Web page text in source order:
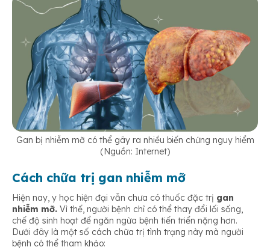
Gan bị nhiễm mỡ có thể gây ra nhiều biến chứng nguy hiểm
(Nguồn: Internet)
Cách chữa trị gan nhiễm mỡ
Hiện nay, y học hiện đại vẫn chưa có thuốc đặc trị gan
nhiễm mỡ. Vì thế, người bệnh chỉ có thể thay đổi lối sống,
chế độ sinh hoạt để ngăn ngừa bệnh tiến triển nặng hơn.
Dưới đây là một số cách chữa trị tình trạng này mà người
bệnh có thể tham khảo: